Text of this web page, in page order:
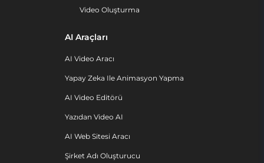
Video Oluşturma
AI Araçları
AI Video Aracı
Yapay Zeka Ile Animasyon Yapma
AI Video Editörü
Yazıdan Video AI
AI Web Sitesi Aracı
Şirket Adı Oluşturucu